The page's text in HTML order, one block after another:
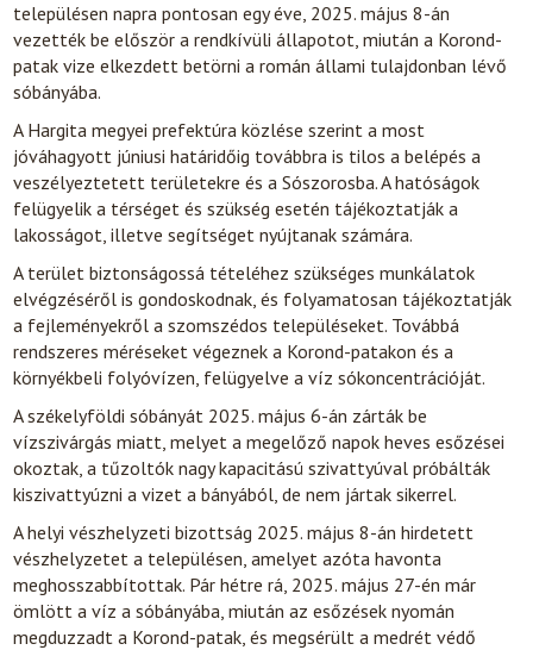
településen napra pontosan egy éve, 2025. május 8-án
vezették be először a rendkívüli állapotot, miután a Korond-
patak vize elkezdett betörni a román állami tulajdonban lévő
sóbányába.
A Hargita megyei prefektúra közlése szerint a most
jóváhagyott júniusi határidőig továbbra is tilos a belépés a
veszélyeztetett területekre és a Sószorosba. A hatóságok
felügyelik a térséget és szükség esetén tájékoztatják a
lakosságot, illetve segítséget nyújtanak számára.
A terület biztonságossá tételéhez szükséges munkálatok
elvégzéséről is gondoskodnak, és folyamatosan tájékoztatják
a fejleményekről a szomszédos településeket. Továbbá
rendszeres méréseket végeznek a Korond-patakon és a
környékbeli folyóvízen, felügyelve a víz sókoncentrációját.
A székelyföldi sóbányát 2025. május 6-án zárták be
vízszivárgás miatt, melyet a megelőző napok heves esőzései
okoztak, a tűzoltók nagy kapacitású szivattyúval próbálták
kiszivattyúzni a vizet a bányából, de nem jártak sikerrel.
A helyi vészhelyzeti bizottság 2025. május 8-án hirdetett
vészhelyzetet a településen, amelyet azóta havonta
meghosszabbítottak. Pár hétre rá, 2025. május 27-én már
ömlött a víz a sóbányába, miután az esőzések nyomán
megduzzadt a Korond-patak, és megsérült a medrét védő